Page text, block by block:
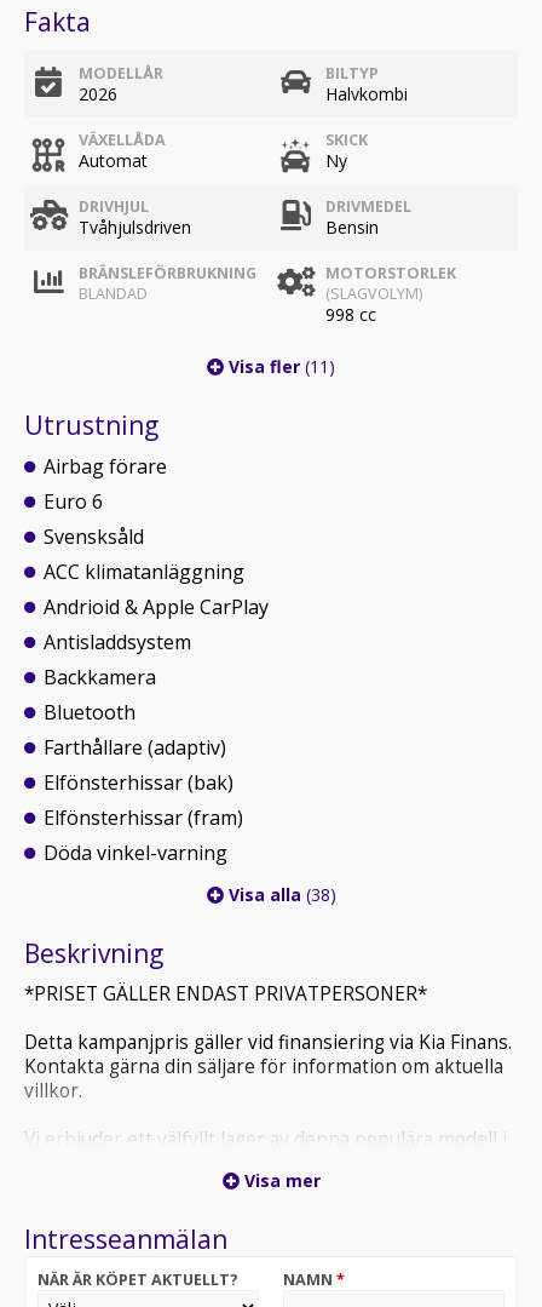
Fakta
MODELLÅR
2026
BILTYP
Halvkombi
VÄXELLÅDA
Automat
SKICK
Ny
DRIVHJUL
Tvåhjulsdriven
DRIVMEDEL
Bensin
BRÄNSLEFÖRBRUKNING
BLANDAD
MOTORSTORLEK
(SLAGVOLYM)
998 cc
Visa fler (11)
Utrustning
Airbag förare
Euro 6
Svensksåld
ACC klimatanläggning
Andrioid & Apple CarPlay
Antisladdsystem
Backkamera
Bluetooth
Farthållare (adaptiv)
Elfönsterhissar (bak)
Elfönsterhissar (fram)
Döda vinkel-varning
Visa alla (38)
Beskrivning
*PRISET GÄLLER ENDAST PRIVATPERSONER*
Detta kampanjpris gäller vid finansiering via Kia Finans.
Kontakta gärna din säljare för information om aktuella
villkor.
Vi erbjuder ett välfyllt lager av denna populära modell i
aktuell tillgänglighet och hjälp att hitta rätt bil utifrån
motsvarande bil redo för provkörning. Du är varmt
Visa mer
Intresseanmälan
NÄR ÄR KÖPET AKTUELLT? NAMN *